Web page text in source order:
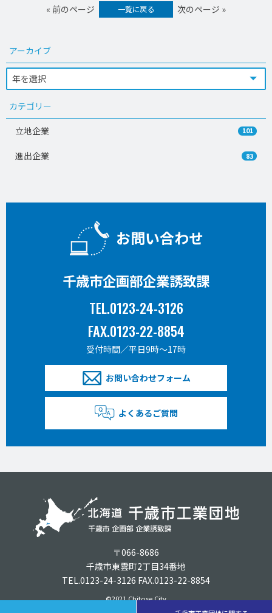
« 前のページ 一覧に戻る 次のページ »
アーカイブ
カテゴリー
立地企業 101
進出企業 83
お問い合わせ
千歳市企画部企業誘致課
TEL.0123-24-3126
FAX.0123-22-8854
受付時間／平日9時〜17時
お問い合わせフォーム
よくあるご質問
〒066-8686
千歳市東雲町2丁目34番地
TEL.0123-24-3126 FAX.0123-22-8854
©2021 Chitose City